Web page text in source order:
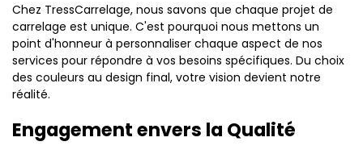
Chez TressCarrelage, nous savons que chaque projet de
carrelage est unique. C'est pourquoi nous mettons un
point d'honneur à personnaliser chaque aspect de nos
services pour répondre à vos besoins spécifiques. Du choix
des couleurs au design final, votre vision devient notre
réalité.
Engagement envers la Qualité